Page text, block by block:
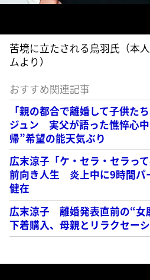
苦境に立たされる鳥羽氏（本
ムより）
おすすめ関連記事
「親の都合で離婚して子供た
ジュン 実父が語った憔悴心
帰”希望の能天気ぶり
広末涼子「ケ・セラ・セラっ
前向き人生 炎上中に9時間パ
健在
広末涼子 離婚発表直前の“女
下着購入、母親とリラクセー